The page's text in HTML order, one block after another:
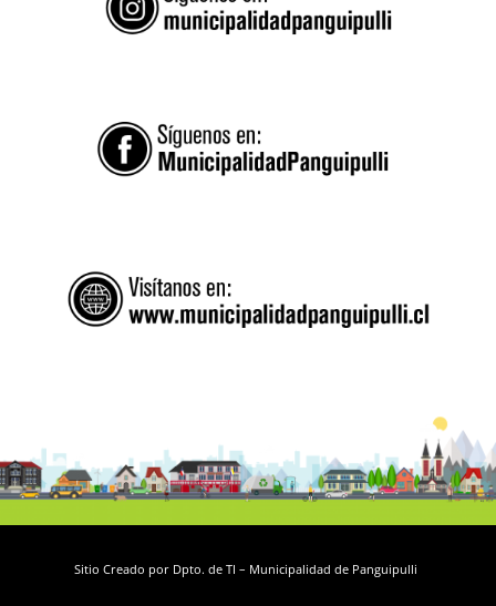
Sitio Creado por Dpto. de TI – Municipalidad de Panguipulli